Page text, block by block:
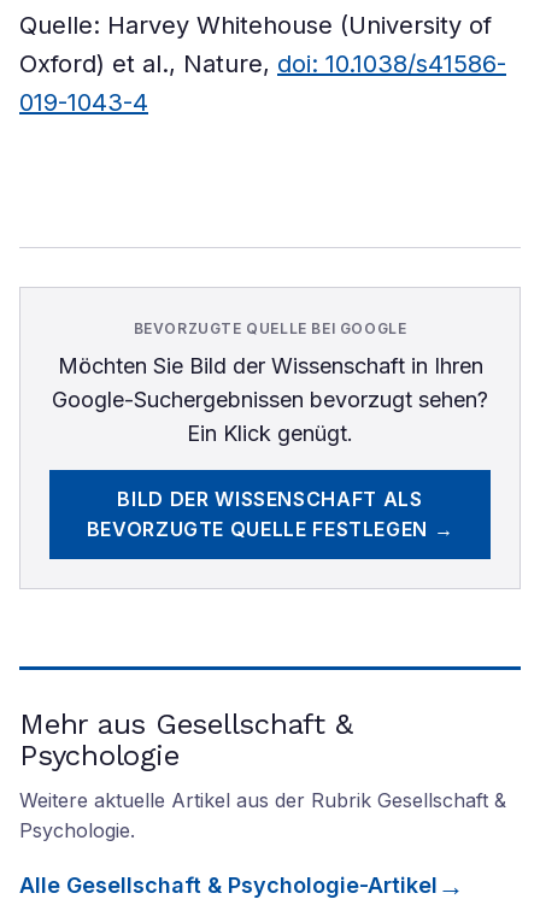
Quelle: Harvey Whitehouse (University of
Oxford) et al., Nature, doi: 10.1038/s41586-
019-1043-4
BEVORZUGTE QUELLE BEI GOOGLE
Möchten Sie Bild der Wissenschaftin Ihren
Google-Suchergebnissen bevorzugt sehen?
Ein Klick genügt.
BILD DER WISSENSCHAFT ALS
BEVORZUGTE QUELLE FESTLEGEN →
Mehr aus Gesellschaft &
Psychologie
Weitere aktuelle Artikel aus der Rubrik Gesellschaft &
Psychologie.
Alle Gesellschaft & Psychologie-Artikel